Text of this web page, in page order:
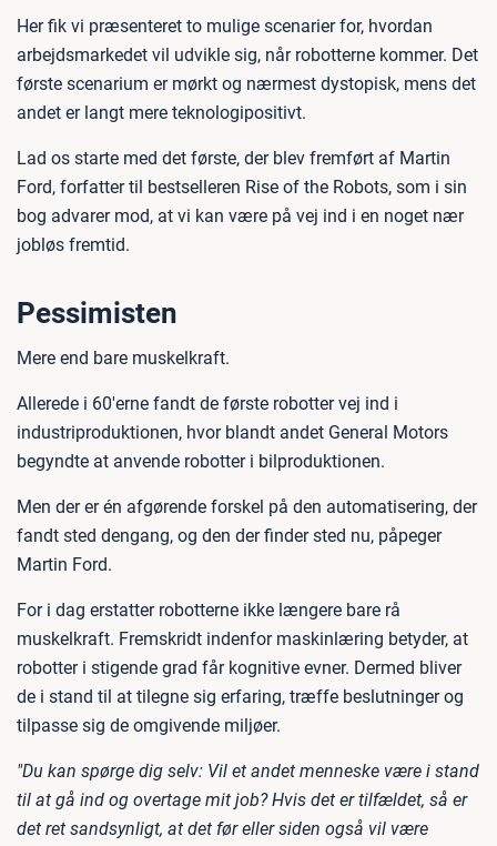
Her fik vi præsenteret to mulige scenarier for, hvordan
arbejdsmarkedet vil udvikle sig, når robotterne kommer. Det
første scenarium er mørkt og nærmest dystopisk, mens det
andet er langt mere teknologipositivt.
Lad os starte med det første, der blev fremført af Martin
Ford, forfatter til bestselleren Rise of the Robots, som i sin
bog advarer mod, at vi kan være på vej ind i en noget nær
jobløs fremtid.
Pessimisten
Mere end bare muskelkraft.
Allerede i 60'erne fandt de første robotter vej ind i
industriproduktionen, hvor blandt andet General Motors
begyndte at anvende robotter i bilproduktionen.
Men der er én afgørende forskel på den automatisering, der
fandt sted dengang, og den der finder sted nu, påpeger
Martin Ford.
For i dag erstatter robotterne ikke længere bare rå
muskelkraft. Fremskridt indenfor maskinlæring betyder, at
robotter i stigende grad får kognitive evner. Dermed bliver
de i stand til at tilegne sig erfaring, træffe beslutninger og
tilpasse sig de omgivende miljøer.
"Du kan spørge dig selv: Vil et andet menneske være i stand
til at gå ind og overtage mit job? Hvis det er tilfældet, så er
det ret sandsynligt, at det før eller siden også vil være